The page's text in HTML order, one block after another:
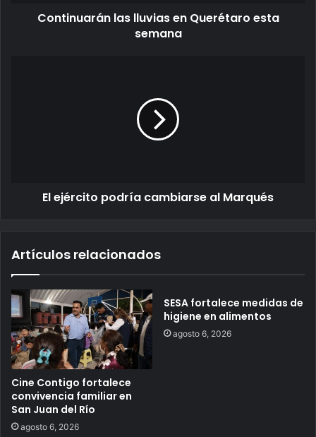
Continuarán las lluvias en Querétaro esta
semana
El ejército podría cambiarse al Marqués
Artículos relacionados
Cine Contigo fortalece
convivencia familiar en
San Juan del Río
agosto 6, 2026
SESA fortalece medidas de
higiene en alimentos
agosto 6, 2026